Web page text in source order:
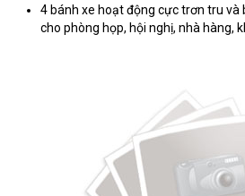
4 bánh xe hoạt động cực trơn tru và
cho phòng họp, hội nghị, nhà hàng,